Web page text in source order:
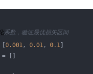
系数，验证最优损失区间
0.001, 0.01, 0.1
[]